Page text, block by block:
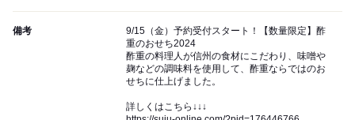
備考
9/15（金）予約受付スタート！【数量限定】酢
重のおせち2024
酢重の料理人が信州の食材にこだわり、味噌や
麹などの調味料を使用して、酢重ならではのお
せちに仕上げました。
詳しくはこちら↓↓↓